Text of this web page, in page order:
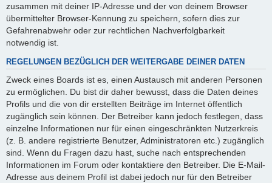
zusammen mit deiner IP-Adresse und der von deinem Browser
übermittelter Browser-Kennung zu speichern, sofern dies zur
Gefahrenabwehr oder zur rechtlichen Nachverfolgbarkeit
notwendig ist.
REGELUNGEN BEZÜGLICH DER WEITERGABE DEINER DATEN
Zweck eines Boards ist es, einen Austausch mit anderen Personen
zu ermöglichen. Du bist dir daher bewusst, dass die Daten deines
Profils und die von dir erstellten Beiträge im Internet öffentlich
zugänglich sein können. Der Betreiber kann jedoch festlegen, dass
einzelne Informationen nur für einen eingeschränkten Nutzerkreis
(z. B. andere registrierte Benutzer, Administratoren etc.) zugänglich
sind. Wenn du Fragen dazu hast, suche nach entsprechenden
Informationen im Forum oder kontaktiere den Betreiber. Die E-Mail-
Adresse aus deinem Profil ist dabei jedoch nur für den Betreiber